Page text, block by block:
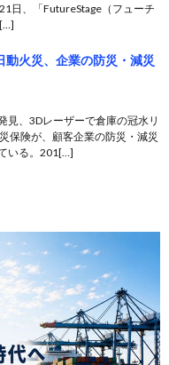
日、「FutureStage（フューチ
動火災、企業の防災・減災
見、3Dレーザーで倉庫の冠水リ
保険が、顧客企業の防災・減災
いる。201[…]